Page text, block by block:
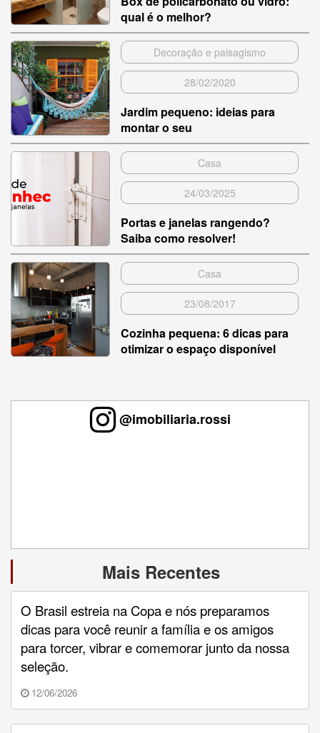
qual é o melhor?
Decoração e paisagismo
28/02/2020
Jardim pequeno: ideias para
montar o seu
Casa
24/03/2025
Portas e janelas rangendo?
Saiba como resolver!
Casa
23/08/2017
Cozinha pequena: 6 dicas para
otimizar o espaço disponível
@imobiliaria.rossi
Mais Recentes
O Brasil estreia na Copa e nós preparamos
dicas para você reunir a família e os amigos
para torcer, vibrar e comemorar junto da nossa
seleção.
12/06/2026